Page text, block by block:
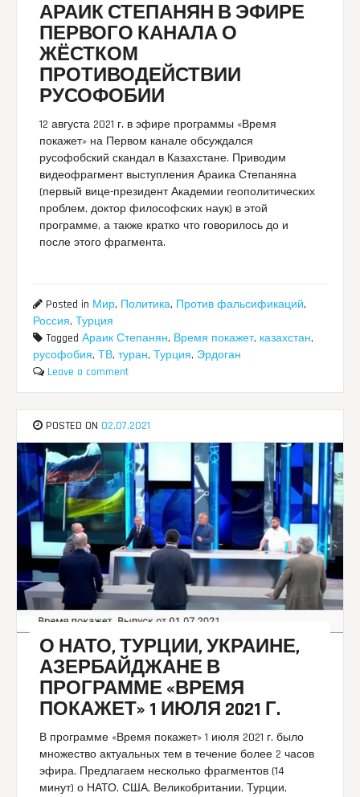
АРАИК СТЕПАНЯН В ЭФИРЕ
ПЕРВОГО КАНАЛА О
ЖЁСТКОМ
ПРОТИВОДЕЙСТВИИ
РУСОФОБИИ
12 августа 2021 г. в эфире программы «Время
покажет» на Первом канале обсуждался
русофобский скандал в Казахстане. Приводим
видеофрагмент выступления Араика Степаняна
(первый вице-президент Академии геополитических
проблем, доктор философских наук) в этой
программе, а также кратко что говорилось до и
после этого фрагмента.
Posted in Мир, Политика, Против фальсификаций,
Россия,Турция
TaggedАраик Степанян, Время покажет, казахстан,
русофобия,ТВ,туран,Турция, Эрдоган
Leave a comment
POSTED ON 02.07.2021
О НАТО, ТУРЦИИ, УКРАИНЕ,
АЗЕРБАЙДЖАНЕ В
ПРОГРАММЕ «ВРЕМЯ
ПОКАЖЕТ» 1 ИЮЛЯ 2021 Г.
В программе «Время покажет» 1 июля 2021 г. было
множество актуальных тем в течение более 2 часов
эфира. Предлагаем несколько фрагментов (14
минут) о НАТО, США, Великобритании, Турции,